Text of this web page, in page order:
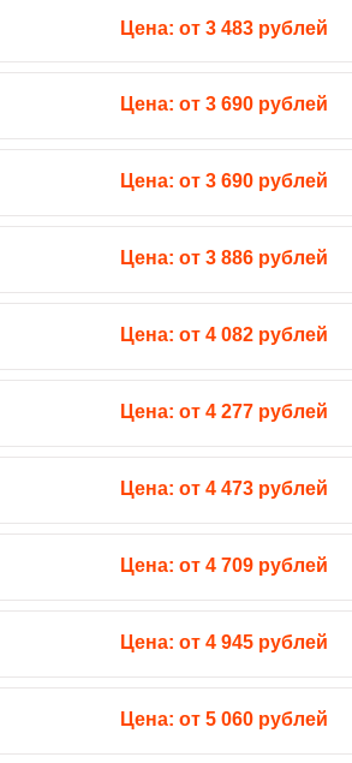
Цена: от 3 483 рублей
Цена: от 3 690 рублей
Цена: от 3 690 рублей
Цена: от 3 886 рублей
Цена: от 4 082 рублей
Цена: от 4 277 рублей
Цена: от 4 473 рублей
Цена: от 4 709 рублей
Цена: от 4 945 рублей
Цена: от 5 060 рублей